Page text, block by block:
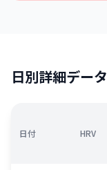
日別詳細データ
日付 HRV